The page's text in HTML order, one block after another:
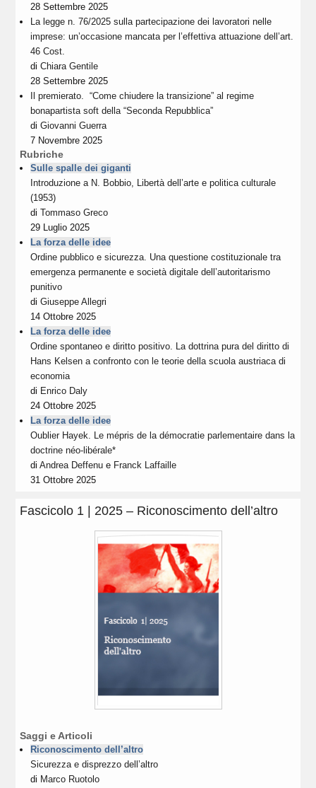
28 Settembre 2025
La legge n. 76/2025 sulla partecipazione dei lavoratori nelle
imprese: un’occasione mancata per l’effettiva attuazione dell’art.
46 Cost.
diChiara Gentile
28 Settembre 2025
Il premierato. “Come chiudere la transizione” al regime
bonapartista soft della “Seconda Repubblica”
diGiovanni Guerra
7 Novembre 2025
Rubriche
Sulle spalle dei giganti
Introduzione a N. Bobbio, Libertà dell’arte e politica culturale
(1953)
diTommaso Greco
29 Luglio 2025
La forza delle idee
Ordine pubblico e sicurezza. Una questione costituzionale tra
emergenza permanente e società digitale dell’autoritarismo
punitivo
diGiuseppe Allegri
14 Ottobre 2025
La forza delle idee
Ordine spontaneo e diritto positivo. La dottrina pura del diritto di
Hans Kelsen a confronto con le teorie della scuola austriaca di
economia
di Enrico Daly
24 Ottobre 2025
La forza delle idee
Oublier Hayek. Le mépris de la démocratie parlementaire dans la
doctrine néo-libérale*
diAndrea Deffenu e Franck Laffaille
31 Ottobre 2025
Fascicolo 1 | 2025 – Riconoscimento dell’altro
Saggi e Articoli
Riconoscimento dell’altro
Sicurezza e disprezzo dell’altro
di Marco Ruotolo